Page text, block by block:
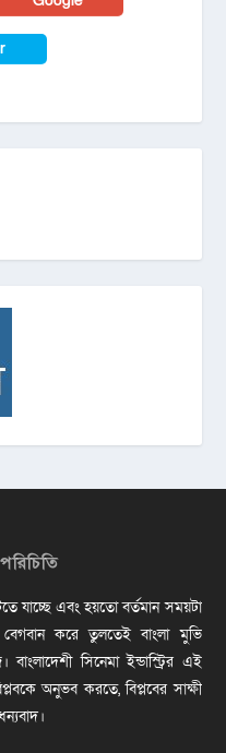
যাচ্ছে এবং হয়তো বর্তমান সময়টা
করে তুলতেই বাংলা মুভি
সিনেমা ইন্ডাস্ট্রির এই
অনুভব করতে, বিপ্লবের সাক্ষী